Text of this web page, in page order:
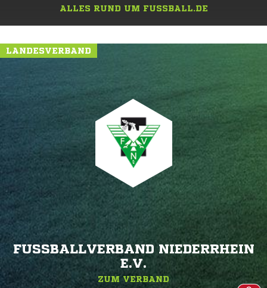
ALLES RUND UM FUSSBALL.DE
LANDESVERBAND
FUSSBALLVERBAND NIEDERRHEIN E
.V.
ZUM VERBAND